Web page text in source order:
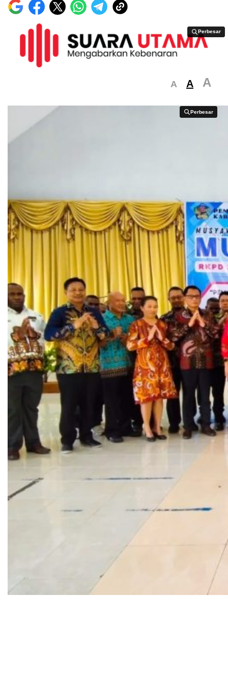
Perbesar
Perbesar
A A A
Perbesar
Perbesar